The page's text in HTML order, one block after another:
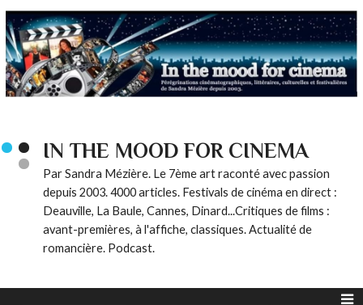
IN THE MOOD FOR CINEMA
Par Sandra Mézière. Le 7ème art raconté avec passion
depuis 2003. 4000 articles. Festivals de cinéma en direct :
Deauville, La Baule, Cannes, Dinard...Critiques de films :
avant-premières, à l'affiche, classiques. Actualité de
romancière. Podcast.